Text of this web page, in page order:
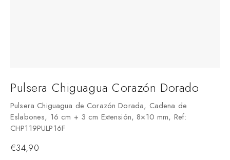
Pulsera Chiguagua Corazón Dorado
Pulsera Chiguagua de Corazón Dorada, Cadena de
Eslabones, 16 cm + 3 cm Extensión, 8×10 mm, Ref:
CHP119PULP16F
€34,90